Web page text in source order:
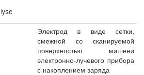
Электрод в виде сетки,
смежной со сканируемой
поверхностью мишени
электронно-лучевого прибора
с накоплением заряда